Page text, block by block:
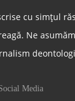
cu simțul
Ne
Media